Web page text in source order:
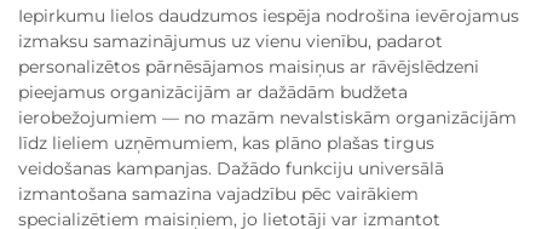
Iepirkumu lielos daudzumos iespēja nodrošina ievērojamus
izmaksu samazinājumus uz vienu vienību, padarot
personalizētos pārnēsājamos maisiņus ar rāvējslēdzeni
pieejamus organizācijām ar dažādām budžeta
ierobežojumiem — no mazām nevalstiskām organizācijām
līdz lieliem uzņēmumiem, kas plāno plašas tirgus
veidošanas kampanjas. Dažādo funkciju universālā
izmantošana samazina vajadzību pēc vairākiem
specializētiem maisiņiem, jo lietotāji var izmantot